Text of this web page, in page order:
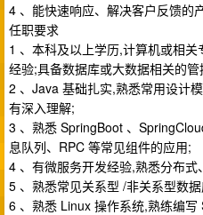
4 、能快速响应、解决客户反馈的
任职要求
1 、本科及以上学历,计算机或相
经验;具备数据库或大数据相关的
2 、Java 基础扎实,熟悉常用设计
有深入理解;
3 、熟悉 SpringBoot 、
息队列、RPC 等常见组件的应用;
4 、有微服务开发经验,熟悉分布
5 、熟悉常见关系型 /非关系型数
6 、熟悉 Linux 操作系统,熟练编写